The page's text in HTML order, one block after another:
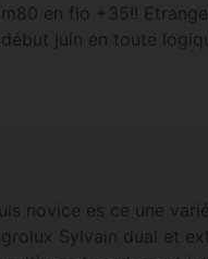
en flo +35!!
juin en toute
novice es ce une
Sylvain dual et